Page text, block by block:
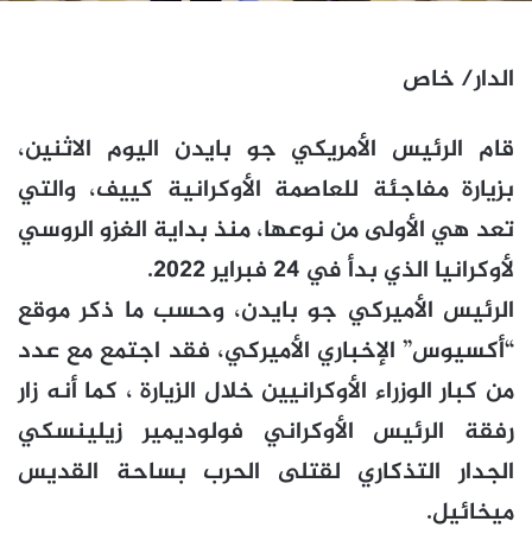
الدار/ خاص
قام الرئيس الأمريكي جو بايدن اليوم الاثنين،
بزيارة مفاجئة للعاصمة الأوكرانية كييف، والتي
تعد هي الأولى من نوعها، منذ بداية الغزو الروسي
لأوكرانيا الذي بدأ في 24 فبراير 2022.
الرئيس الأميركي جو بايدن، وحسب ما ذكر موقع
“أكسيوس” الإخباري الأميركي، فقد اجتمع مع عدد
من كبار الوزراء الأوكرانيين خلال الزيارة ، كما أنه زار
رفقة الرئيس الأوكراني فولوديمير زيلينسكي
الجدار التذكاري لقتلى الحرب بساحة القديس
ميخائيل.